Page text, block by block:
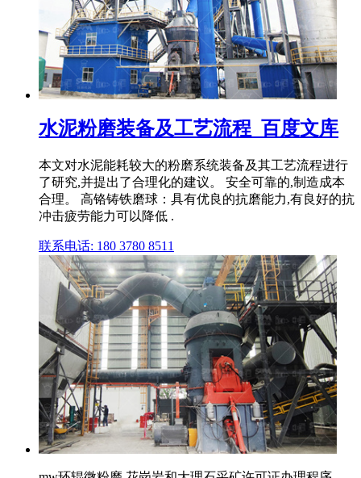
水泥粉磨装备及工艺流程_百度文库
本文对水泥能耗较大的粉磨系统装备及其工艺流程进行
了研究,并提出了合理化的建议。 安全可靠的,制造成本
合理。 高铬铸铁磨球：具有优良的抗磨能力,有良好的抗
冲击疲劳能力可以降低 .
联系电话: 180 3780 8511